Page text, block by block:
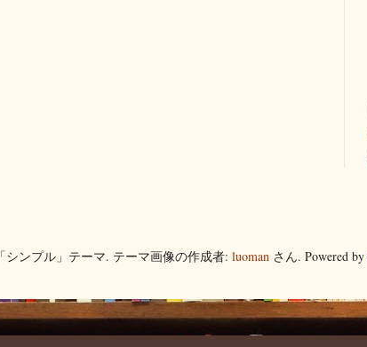
「シンプル」テーマ. テーマ画像の作成者: luomanさん. Powered by